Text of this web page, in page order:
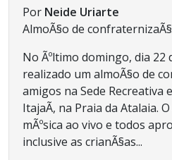
Por Neide Uriarte
AlmoÃ§o de
No Ãºltimo domingo, dia
realizado um almoÃ§o de
amigos na Sede Recreativa
ItajaÃ­, na Praia da Atalaia.
mÃºsica ao vivo e todos
inclusive as crianÃ§as...